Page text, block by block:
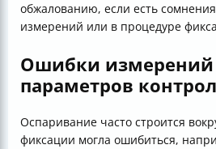
обжалованию, если есть
измерений или в процедуре
Ошибки
параметров
Оспаривание часто строится
фиксации могла ошибиться,